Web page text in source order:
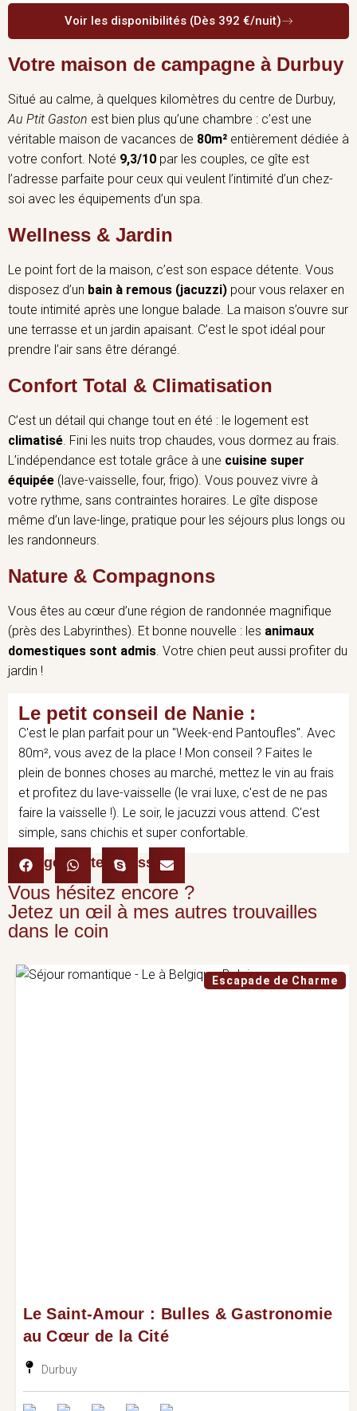
Voir les disponibilités (Dès 392 €/nuit)
Votre maison de campagne à Durbuy
Situé au calme, à quelques kilomètres du centre de Durbuy,
Au Ptit Gaston est bien plus qu’une chambre : c’est une
véritable maison de vacances de 80m² entièrement dédiée à
votre confort. Noté 9,3/10 par les couples, ce gîte est
l’adresse parfaite pour ceux qui veulent l’intimité d’un chez-
soi avec les équipements d’un spa.
Wellness & Jardin
Le point fort de la maison, c’est son espace détente. Vous
disposez d’un bain à remous (jacuzzi) pour vous relaxer en
toute intimité après une longue balade. La maison s’ouvre sur
une terrasse et un jardin apaisant. C’est le spot idéal pour
prendre l’air sans être dérangé.
Confort Total & Climatisation
C’est un détail qui change tout en été : le logement est
climatisé. Fini les nuits trop chaudes, vous dormez au frais.
L’indépendance est totale grâce à une cuisine super
équipée (lave-vaisselle, four, frigo). Vous pouvez vivre à
votre rythme, sans contraintes horaires. Le gîte dispose
même d’un lave-linge, pratique pour les séjours plus longs ou
les randonneurs.
Nature & Compagnons
Vous êtes au cœur d’une région de randonnée magnifique
(près des Labyrinthes). Et bonne nouvelle : les animaux
domestiques sont admis. Votre chien peut aussi profiter du
jardin !
Le petit conseil de Nanie :
C'est le plan parfait pour un "Week-end Pantoufles". Avec
80m², vous avez de la place ! Mon conseil ? Faites le
plein de bonnes choses au marché, mettez le vin au frais
et profitez du lave-vaisselle (le vrai luxe, c'est de ne pas
faire la vaisselle !). Le soir, le jacuzzi vous attend. C'est
simple, sans chichis et super confortable.
Partager cette adresse :
Vous hésitez encore ?
Jetez un œil à mes autres trouvailles
dans le coin
Escapade de Charme
Le Saint-Amour : Bulles & Gastronomie
au Cœur de la Cité
Durbuy